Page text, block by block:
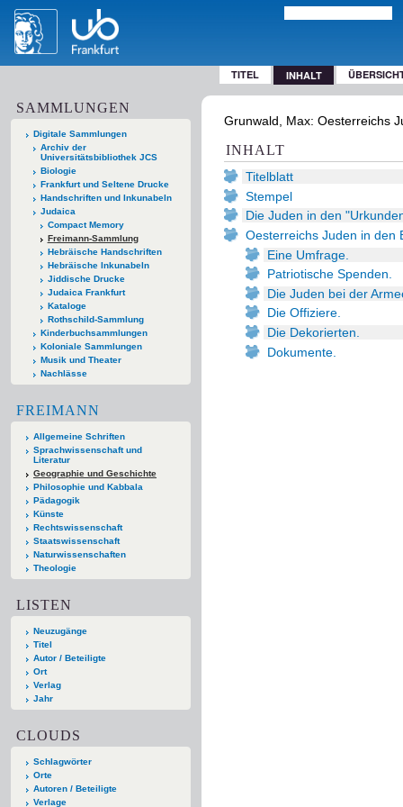
TITEL INHALT
SAMMLUNGEN
Digitale Sammlungen
Archiv der
Universitätsbibliothek JCS
Biologie
Frankfurt und Seltene Drucke
Handschriften und Inkunabeln
Judaica
Compact Memory
Freimann-Sammlung
Hebräische Handschriften
Hebräische Inkunabeln
Jiddische Drucke
Judaica Frankfurt
Kataloge
Rothschild-Sammlung
Kinderbuchsammlungen
Koloniale Sammlungen
Musik und Theater
Nachlässe
FREIMANN
Allgemeine Schriften
Sprachwissenschaft und
Literatur
Geographie und Geschichte
Philosophie und Kabbala
Pädagogik
Künste
Rechtswissenschaft
Staatswissenschaft
Naturwissenschaften
Theologie
LISTEN
Neuzugänge
Titel
Autor / Beteiligte
Ort
Verlag
Jahr
CLOUDS
Schlagwörter
Orte
Autoren / Beteiligte
Verlage
Grunwald, Max: Oesterreichs
INHALT
Titelblatt
Stempel
Die Juden in den
Oesterreichs Juden in den
Eine Umfrage.
Patriotische Spenden.
Die Juden bei der
Die Offiziere.
Die Dekorierten.
Dokumente.